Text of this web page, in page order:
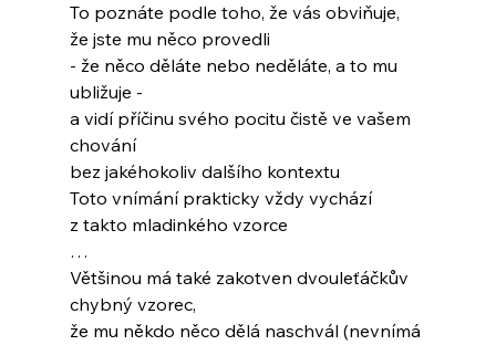
To poznáte podle toho, že vás obviňuje,
že jste mu něco provedli
- že něco děláte nebo neděláte, a to mu
ubližuje -
a vidí příčinu svého pocitu čistě ve vašem
chování
bez jakéhokoliv dalšího kontextu
Toto vnímání prakticky vždy vychází
z takto mladinkého vzorce
…
Většinou má také zakotven dvouleťáčkův
chybný vzorec,
že mu někdo něco dělá naschvál (nevnímá